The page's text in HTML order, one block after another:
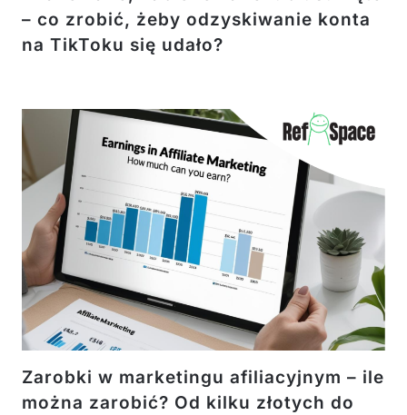
– co zrobić, żeby odzyskiwanie konta
na TikToku się udało?
Zarobki w marketingu afiliacyjnym – ile
można zarobić? Od kilku złotych do